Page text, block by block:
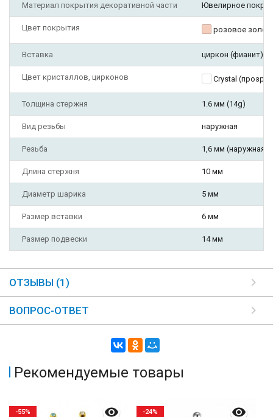
Материал покрытия декоративной части Ювелирное
Цвет покрытия розовое
Вставка циркон (фианит)
Цвет кристаллов, цирконов Crystal
Толщина стержня 1.6 мм (14g)
Вид резьбы наружная
Резьба 1,6 мм (наружная)
Длина стержня 10 мм
Диаметр шарика 5 мм
Размер вставки 6 мм
Размер подвески 14 мм
ОТЗЫВЫ (1)
ВОПРОС-ОТВЕТ
Рекомендуемые товары
-55% -24%